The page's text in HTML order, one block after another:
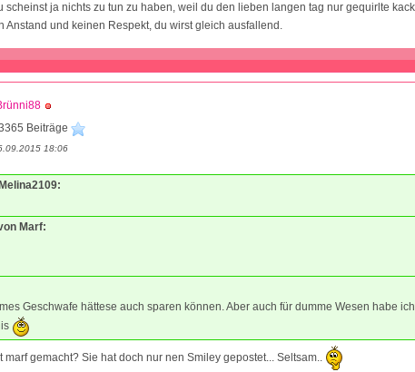
scheinst ja nichts zu tun zu haben, weil du den lieben langen tag nur gequirlte
Anstand und keinen Respekt, du wirst gleich ausfallend.
Beiträge
18:06
Marf:
Geschwafe hättese auch sparen können. Aber auch für dumme Wesen habe
marf gemacht? Sie hat doch nur nen Smiley gepostet... Seltsam..